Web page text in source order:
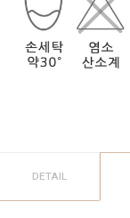
DETAIL